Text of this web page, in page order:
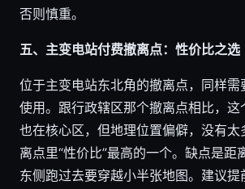
否则慎重。
五、主变电站付费撤离点：性价比之选
位于主变电站东北角的撤离点，同样
使用。跟行政辖区那个撤离点相比，
也在核心区，但地理位置偏僻，没有
离点里“性价比”最高的一个。缺点是距
东侧跑过去要穿越小半张地图。建议